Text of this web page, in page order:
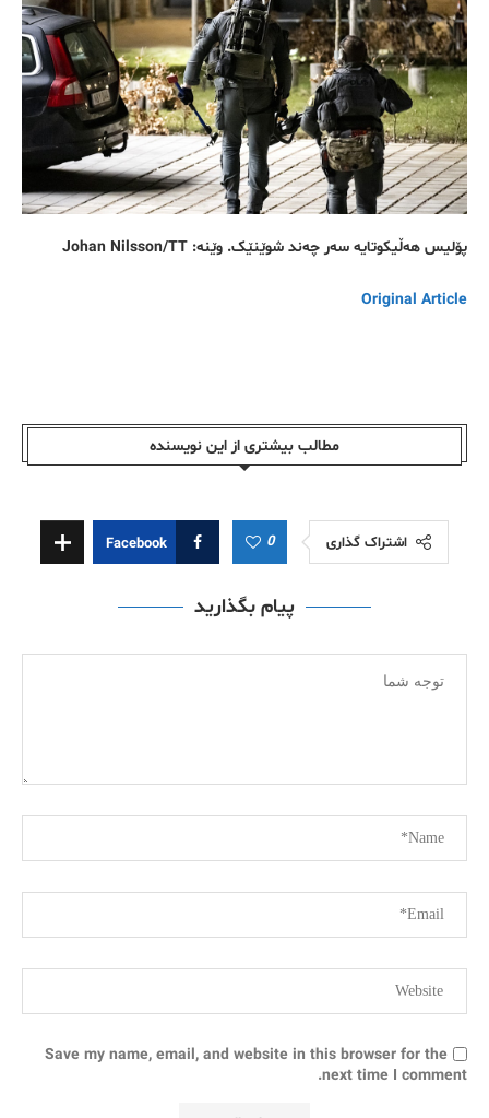
پۆلیس هەڵیکوتایە سەر چەند شوێنێک. وێنە: Johan Nilsson/TT
Original Article
مطالب بیشتری از این نویسندە
اشتراک گذاری 0
Facebook
پیام بگذارید
Save my name, email, and website in this browser for the
next time I comment.